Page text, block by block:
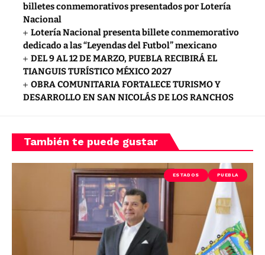
billetes conmemorativos presentados por Lotería
Nacional
Lotería Nacional presenta billete conmemorativo
dedicado a las “Leyendas del Futbol” mexicano
DEL 9 AL 12 DE MARZO, PUEBLA RECIBIRÁ EL
TIANGUIS TURÍSTICO MÉXICO 2027
OBRA COMUNITARIA FORTALECE TURISMO Y
DESARROLLO EN SAN NICOLÁS DE LOS RANCHOS
También te puede gustar
ESTADOS PUEBLA